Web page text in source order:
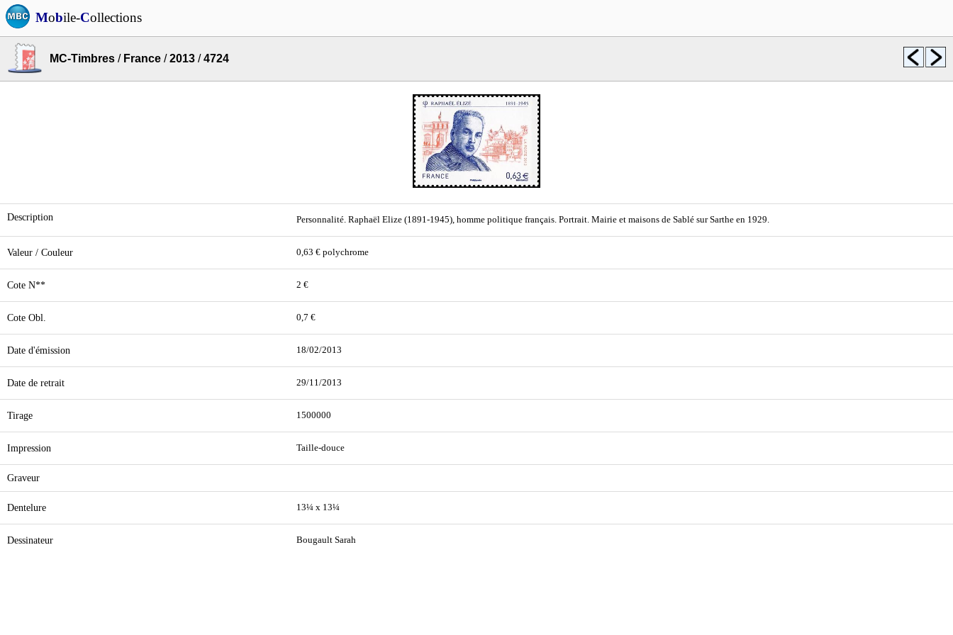
Mobile-Collections
MC-Timbres / France /2013 /4724
Description Personnalité. Raphaël Elize (1891-1945), homme politique français. Portrait. Mairie et maisons de Sablé sur Sarthe en 1929.
Valeur / Couleur 0,63 € polychrome
Cote N** 2 €
Cote Obl. 0,7 €
Date d'émission 18/02/2013
Date de retrait 29/11/2013
Tirage 1500000
Impression Taille-douce
Graveur
Dentelure 13¼ x 13¼
Dessinateur Bougault Sarah